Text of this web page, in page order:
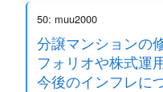
50: muu2000
分譲マンションの
フォリオや株式運
今後のインフレに